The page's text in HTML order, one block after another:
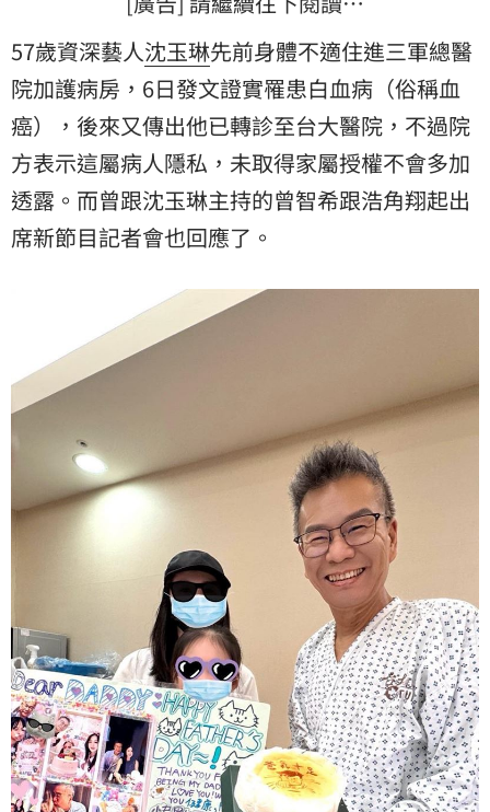
57歲資深藝人沈玉琳先前身體不適住進三軍總醫
院加護病房，6日發文證實罹患白血病（俗稱血
癌），後來又傳出他已轉診至台大醫院，不過院
方表示這屬病人隱私，未取得家屬授權不會多加
透露。而曾跟沈玉琳主持的曾智希跟浩角翔起出
席新節目記者會也回應了。